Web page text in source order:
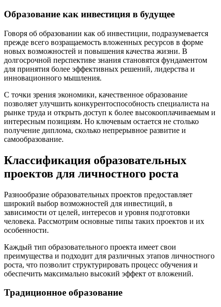
Образование как инвестиция в будущее
Говоря об образовании как об инвестиции, подразумевается
прежде всего возращаемость вложенных ресурсов в форме
новых возможностей и повышения качества жизни. В
долгосрочной перспективе знания становятся фундаментом
для принятия более эффективных решений, лидерства и
инновационного мышления.
С точки зрения экономики, качественное образование
позволяет улучшить конкурентоспособность специалиста на
рынке труда и открыть доступ к более высокооплачиваемым и
интересным позициям. Но ключевым остается не столько
получение диплома, сколько непрерывное развитие и
самообразование.
Классификация образовательных
проектов для личностного роста
Разнообразие образовательных проектов предоставляет
широкий выбор возможностей для инвестиций, в
зависимости от целей, интересов и уровня подготовки
человека. Рассмотрим основные типы таких проектов и их
особенности.
Каждый тип образовательного проекта имеет свои
преимущества и подходит для различных этапов личностного
роста, что позволит структурировать процесс обучения и
обеспечить максимально высокий эффект от вложений.
Традиционное образование